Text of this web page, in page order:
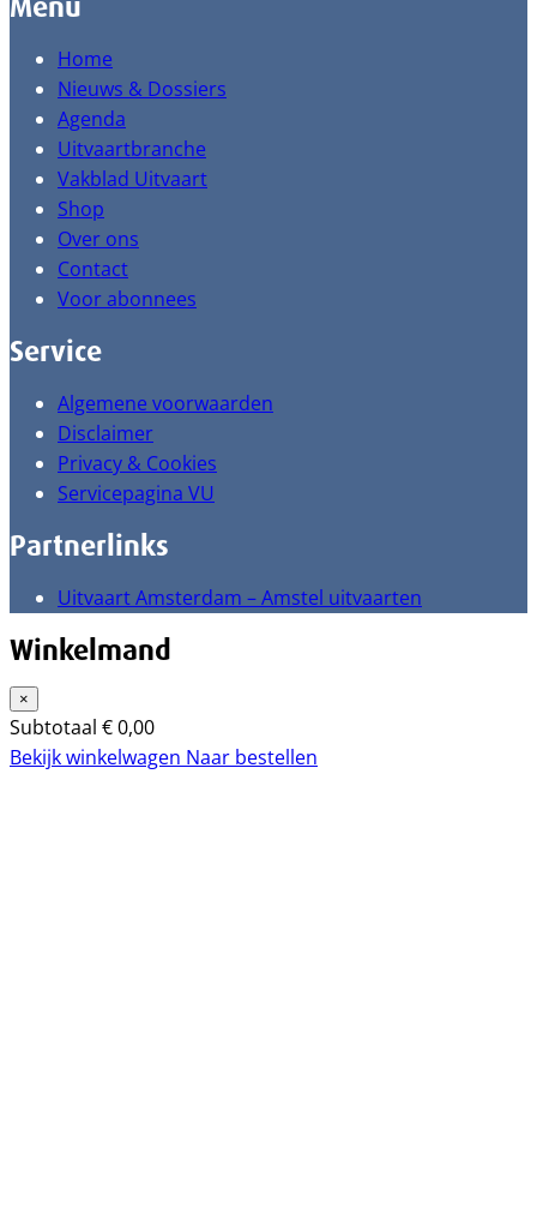
Home
Nieuws & Dossiers
Agenda
Uitvaartbranche
Vakblad Uitvaart
Shop
Over ons
Contact
Voor abonnees
Service
Algemene voorwaarden
Disclaimer
Privacy & Cookies
Servicepagina VU
Partnerlinks
Uitvaart Amsterdam – Amstel uitvaarten
Winkelmand
×
Subtotaal €0,00
Bekijk winkelwagen Naar bestellen